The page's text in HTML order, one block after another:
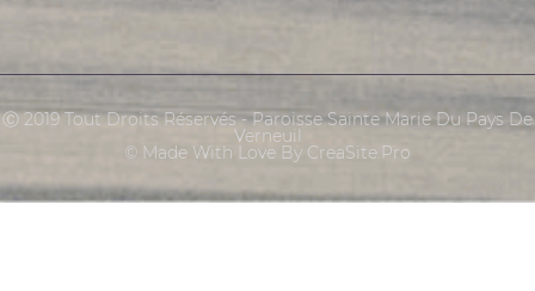
Ⓒ 2019 Tout Droits Réservés - Paroisse Sainte Marie Du Pays De
Verneuil
© Made With Love By CreaSite.Pro